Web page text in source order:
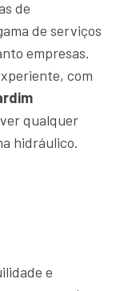
de
de serviços
empresas.
com
qualquer
hidráulico.
e